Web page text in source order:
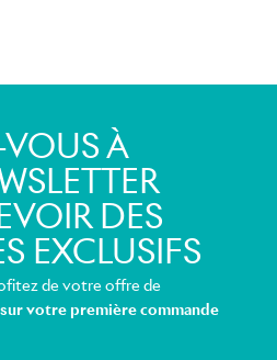
À
DES
EXCLUSIFS
de votre offre de
votre première commande